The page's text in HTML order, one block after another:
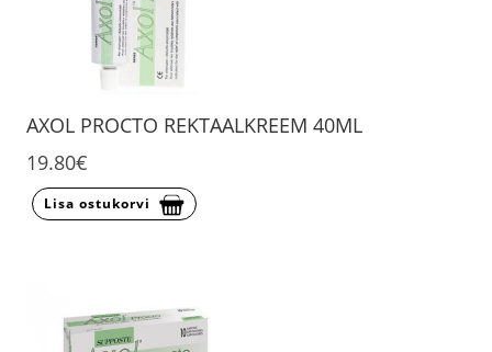
AXOL PROCTO REKTAALKREEM 40ML
19.80€
Lisa ostukorvi